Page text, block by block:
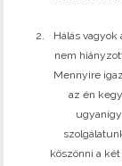
Hálás
nem
Mennyire
az én
köszönni a